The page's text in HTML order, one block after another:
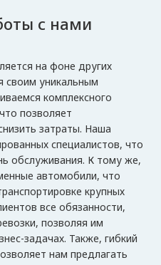
с нами
на фоне других
своим уникальным
комплексного
позволяет
затраты. Наша
специалистов, что
обслуживания. К тому же,
автомобили, что
крупных
все обязанности,
позволяя им
задачах. Также, гибкий
нам предлагать